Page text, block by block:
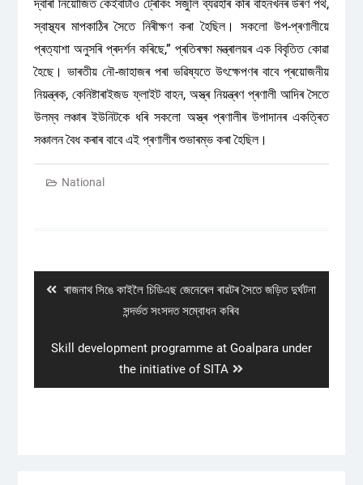
দ্বাৰা নিয়োজিত কেইবাটাও ট্ৰেকিং সঁজুলি ব্যৱহাৰ কৰি বাহনখনৰ উৰণ পথ,
স্বাস্থ্যৰ মাপকাঠিৰ সৈতে নিৰীক্ষণ কৰা হৈছিল। সকলো উপ-প্ৰণালীয়ে
প্ৰত্যাশা অনুসৰি প্ৰদৰ্শন কৰিছে,” প্ৰতিৰক্ষা মন্ত্ৰালয়ৰ এক বিবৃতিত কোৱা
হৈছে। ভাৰতীয় নৌ-জাহাজৰ পৰা ভৱিষ্যতে উৎক্ষেপণৰ বাবে প্ৰয়োজনীয়
নিয়ন্ত্ৰক, কেনিষ্টাৰাইজড ফ্লাইট বাহন, অস্ত্ৰ নিয়ন্ত্ৰণ প্ৰণালী আদিৰ সৈতে
উলম্ব লঞ্চাৰ ইউনিটকে ধৰি সকলো অস্ত্ৰ প্ৰণালীৰ উপাদানৰ একত্ৰিত
সঞ্চালন বৈধ কৰাৰ বাবে এই প্ৰণালীৰ শুভাৰম্ভ কৰা হৈছিল।
National
Previous
ৰাজনাথ সিঙে কাইলৈ চিডিএছ জেনেৰেল ৰাৱটৰ সৈতে জড়িত দুৰ্ঘটনা
সন্দৰ্ভত সংসদত সম্বোধন কৰিব
Next
Skill development programme at Goalpara under
the initiative of SITA